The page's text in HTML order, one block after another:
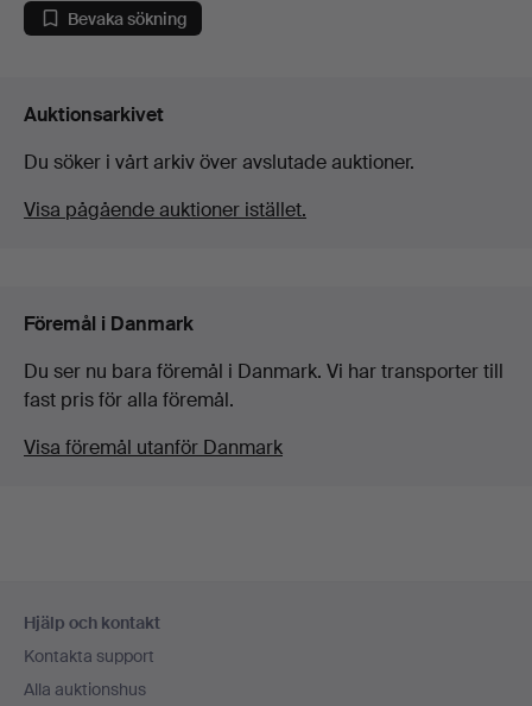
Bevaka sökning
Auktionsarkivet
Du söker i vårt arkiv över avslutade auktioner.
Visa pågående auktioner istället.
Föremål i Danmark
Du ser nu bara föremål i Danmark. Vi har transporter till
fast pris för alla föremål.
Visa föremål utanför Danmark
Hjälp och kontakt
Kontakta support
Alla auktionshus